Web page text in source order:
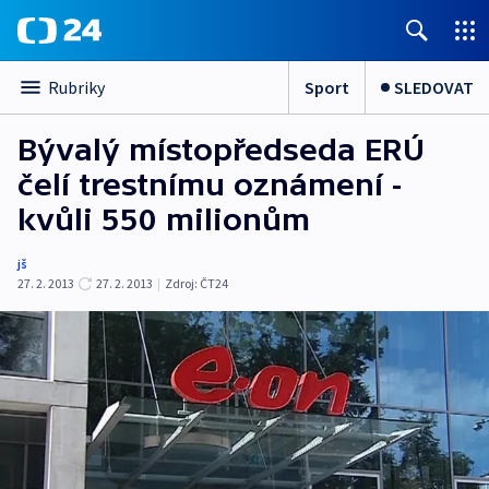
Rubriky Sport SLEDOVAT
Bývalý místopředseda ERÚ
čelí trestnímu oznámení -
kvůli 550 milionům
jš
27. 2. 2013
27. 2. 2013 | Zdroj: ČT24